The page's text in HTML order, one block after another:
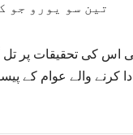
تین سو یورو جو
کی تحقیقات پر تل
کرنے والے عوام کے